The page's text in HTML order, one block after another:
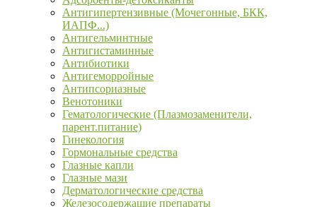
Антигипертензивные (Мочегонные, БКК,
ИАПФ...)
Антигельминтные
Антигистаминные
Антибиотики
Антигеморройные
Антипсориазные
Венотоники
Гематологические (Плазмозаменители,
парент.питание)
Гинекология
Гормональные средства
Глазные капли
Глазные мази
Дерматологические средства
Железосодержащие препараты